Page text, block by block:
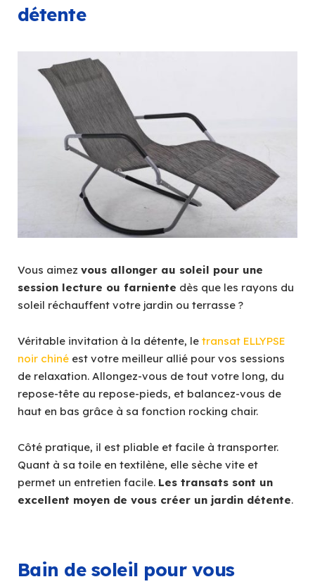
détente
Vous aimez vous allonger au soleil pour une
session lecture ou farniente dès que les rayons du
soleil réchauffent votre jardin ou terrasse ?
Véritable invitation à la détente, le transat ELLYPSE
noir chiné est votre meilleur allié pour vos sessions
de relaxation. Allongez-vous de tout votre long, du
repose-tête au repose-pieds, et balancez-vous de
haut en bas grâce à sa fonction rocking chair.
Côté pratique, il est pliable et facile à transporter.
Quant à sa toile en textilène, elle sèche vite et
permet un entretien facile. Les transats sont un
excellent moyen de vous créer un jardin détente.
Bain de soleil pour vous